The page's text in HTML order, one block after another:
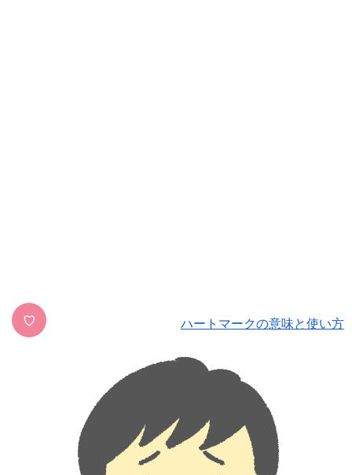
♡ ハートマークの意味と使い方